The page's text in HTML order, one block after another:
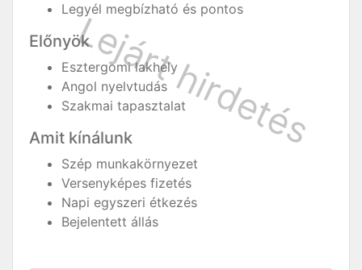
Legyél megbízható és pontos
Előnyök
Esztergomi lakhely
Angol nyelvtudás
Szakmai tapasztalat
Amit kínálunk
Szép munkakörnyezet
Versenyképes fizetés
Napi egyszeri étkezés
Bejelentett állás